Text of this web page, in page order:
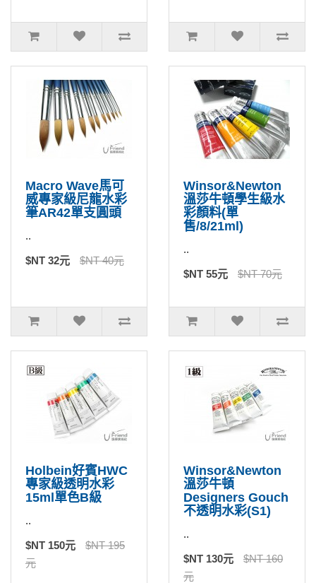
Macro Wave馬可
威專家級尼龍水彩
筆AR42單支圓頭
..
$NT 32元 $NT 40元
Winsor&Newton
溫莎牛頓學生級水
彩顏料(單
售/8/21ml)
..
$NT 55元 $NT 70元
Holbein好賓HWC
專家級透明水彩
15ml單色B級
..
$NT 150元
$NT 195
元
Winsor&Newton
溫莎牛頓
Designers Gouch
不透明水彩(S1)
..
$NT 130元
$NT 160
元